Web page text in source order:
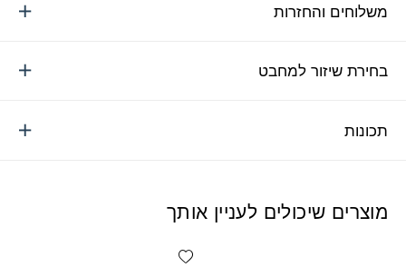
משלוחים והחזרות
בחירת שיזור למחבט
תכונות
מוצרים שיכולים לעניין אותך
Add wishlist